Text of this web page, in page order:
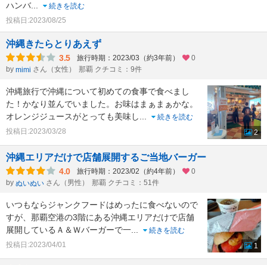
ハンバ...
続きを読む
投稿日:2023/08/25
沖縄きたらとりあえず
3.5 旅行時期：2023/03（約3年前）
0
by mimi さん（女性） 那覇 クチコミ：9件
沖縄旅行で沖縄について初めての食事で食べまし
た！かなり並んでいました。お味はまぁまぁかな。
オレンジジュースがとっても美味し
続きを読む
投稿日:2023/03/28
2
沖縄エリアだけで店舗展開するご当地バーガー
4.0 旅行時期：2023/02（約4年前）
0
by ぬいぬい さん（男性） 那覇 クチコミ：51件
いつもならジャンクフードはめったに食べないので
すが、那覇空港の3階にある沖縄エリアだけで店舗
展開しているＡ＆Ｗバーガーで一
続きを読む
投稿日:2023/04/01
1